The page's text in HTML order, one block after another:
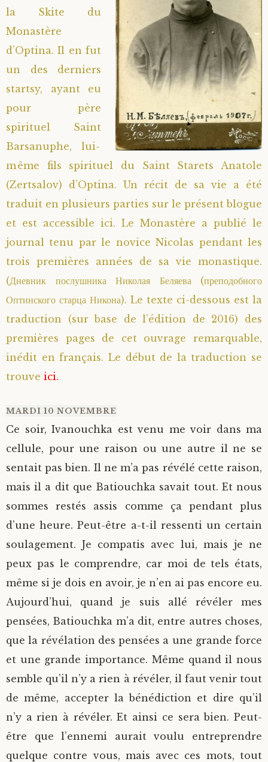
Saint Hilarion (Troïtski)
Saint Jean de Kronstadt
Saint Laurent de Tchernigov
Saint Nikon d’Optina
Saint Seraphim de Sarov
Saint Seraphim de Vyritsa
Saint Serge de Radonège
Saint Siméon (Jelnine)
Saint Sophrony l’Athonite
Sainte Xenia
Sainte Matrone de Moscou
Métropolite Zénobe (Majouga)
Archimandrite Adrien (Kirsanov)
Archimandrite Alipi (Voronov)
Archimandrite Andronique (Loukach)
Archimandrite Athénogène (Agapov)
Higoumène Boris (Kramtsov)
Bienheureuses et Staritsas
Bienheureuse Lioubouchka
Bienheureuse Maria Ivanovna
Staritsa Marie Makovkine
Natalia de Vyritsa
Staritsa Anastasia
Geronda Grigorios de Dochiariou
Archimandrite Hippolyte (Khaline)
Archimandrite Lazare (Abachidzé)
Geronda Arsenios le Spiléote
Gerondissa Makrina (Vassopoulou)
Père Héliodore
Famille spirituelle
Portraits
la Skite du
Monastère
d’Optina. Il en fut
un des derniers
startsy, ayant eu
pour père
spirituel Saint
Barsanuphe, lui-
même fils spirituel du Saint Starets Anatole
(Zertsalov) d’Optina. Un récit de sa vie a été
traduit en plusieurs parties sur le présent blogue
et est accessible ici. Le Monastère a publié le
journal tenu par le novice Nicolas pendant les
trois premières années de sa vie monastique.
(Дневник послушника Николая Беляева (преподобного
Оптинского старца Никона). Le texte ci-dessous est la
traduction (sur base de l’édition de 2016) des
premières pages de cet ouvrage remarquable,
inédit en français. Le début de la traduction se
trouve ici.
MARDI 10 NOVEMBRE
Ce soir, Ivanouchka est venu me voir dans ma
cellule, pour une raison ou une autre il ne se
sentait pas bien. Il ne m’a pas révélé cette raison,
mais il a dit que Batiouchka savait tout. Et nous
sommes restés assis comme ça pendant plus
d’une heure. Peut-être a-t-il ressenti un certain
soulagement. Je compatis avec lui, mais je ne
peux pas le comprendre, car moi de tels états,
même si je dois en avoir, je n’en ai pas encore eu.
Aujourd’hui, quand je suis allé révéler mes
pensées, Batiouchka m’a dit, entre autres choses,
que la révélation des pensées a une grande force
et une grande importance. Même quand il nous
semble qu’il n’y a rien à révéler, il faut venir tout
de même, accepter la bénédiction et dire qu’il
n’y a rien à révéler. Et ainsi ce sera bien. Peut-
être que l’ennemi aurait voulu entreprendre
quelque contre vous, mais avec ces mots, tout